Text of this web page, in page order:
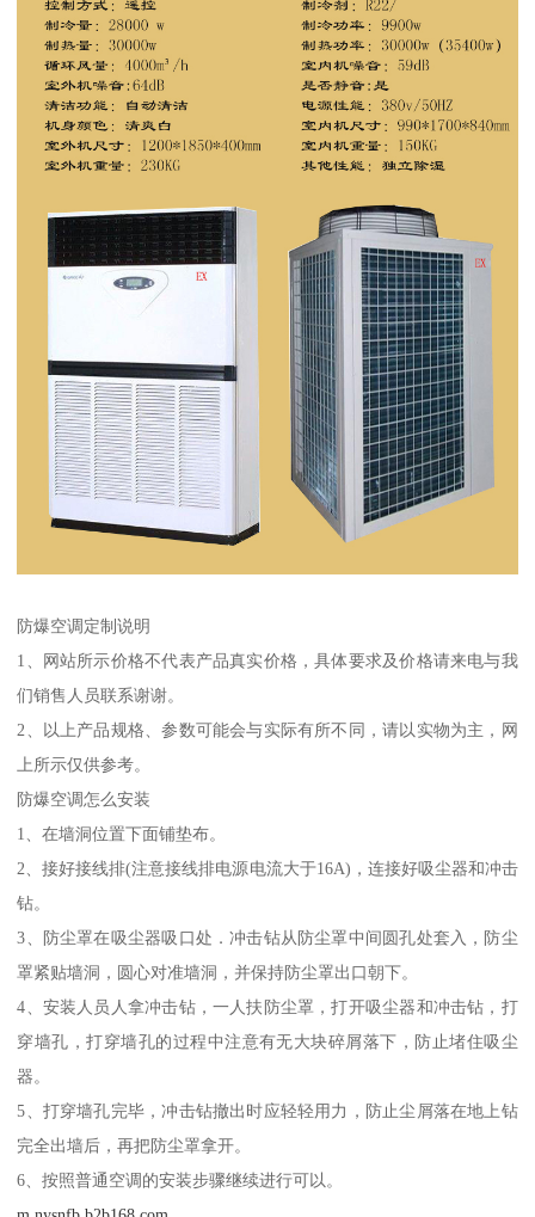
防爆空调定制说明
1、网站所示价格不代表产品真实价格，具体要求及价格请来电与我
们销售人员联系谢谢。
2、以上产品规格、参数可能会与实际有所不同，请以实物为主，网
上所示仅供参考。
防爆空调怎么安装
1、在墙洞位置下面铺垫布。
2、接好接线排(注意接线排电源电流大于16A)，连接好吸尘器和冲击
钻。
3、防尘罩在吸尘器吸口处．冲击钻从防尘罩中间圆孔处套入，防尘
罩紧贴墙洞，圆心对准墙洞，并保持防尘罩出口朝下。
4、安装人员人拿冲击钻，一人扶防尘罩，打开吸尘器和冲击钻，打
穿墙孔，打穿墙孔的过程中注意有无大块碎屑落下，防止堵住吸尘
器。
5、打穿墙孔完毕，冲击钻撤出时应轻轻用力，防止尘屑落在地上钻
完全出墙后，再把防尘罩拿开。
6、按照普通空调的安装步骤继续进行可以。